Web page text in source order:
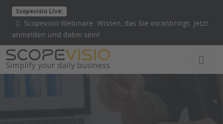
Direkt
zum
Inhalt
wechseln
Scopevisio Live:
Scopevisio Webinare: Wissen, das Sie voranbringt. Jetzt
anmelden und dabei sein!